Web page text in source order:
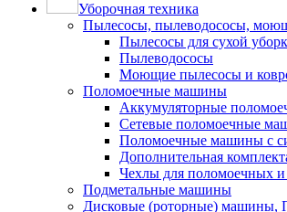
Уборочная техника
Пылесосы, пылеводососы,
Пылесосы для сухой
Пылеводососы
Моющие пылесосы и
Поломоечные машины
Аккумуляторные
Сетевые поломоечные
Поломоечные машины с
Дополнительная
Чехлы для поломоечных
Подметальные машины
Дисковые (роторные)